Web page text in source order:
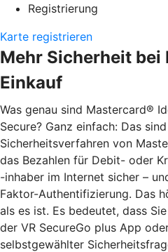
Registrierung
Karte registrieren
Mehr Sicherheit bei
Einkauf
Was genau sind Mastercard®
Secure? Ganz einfach: Das
Sicherheitsverfahren von
das Bezahlen für Debit- oder
-inhaber im Internet sicher –
Faktor-Authentifizierung. Das
als es ist. Es bedeutet, dass
der VR SecureGo plus App
selbstgewählter